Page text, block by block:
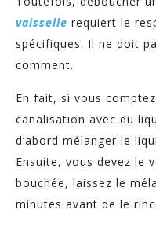
vaisselle requiert le
spécifiques. Il ne doit
comment.
En fait, si vous
canalisation avec du
d’abord mélanger le
Ensuite, vous devez le
bouchée, laissez le
minutes avant de le